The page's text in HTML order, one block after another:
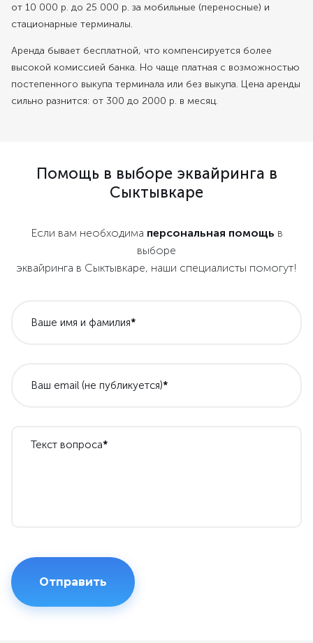
от 10 000 р. до 25 000 р. за мобильные (переносные) и
стационарные терминалы.
Аренда бывает бесплатной, что компенсируется более
высокой комиссией банка. Но чаще платная с возможностью
постепенного выкупа терминала или без выкупа. Цена аренды
сильно разнится: от 300 до 2000 р. в месяц.
Помощь в выборе эквайринга в
Сыктывкаре
Если вам необходима персональная помощь в
выборе
эквайринга в Сыктывкаре, наши специалисты помогут!
Ваше имя и фамилия*
Ваш email (не публикуется)*
Текст вопроса*